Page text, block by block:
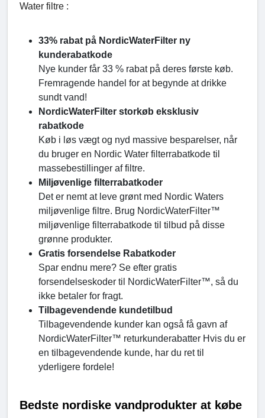
Water filtre :
33% rabat på NordicWaterFilter ny
kunderabatkode
Nye kunder får 33 % rabat på deres første køb.
Fremragende handel for at begynde at drikke
sundt vand!
NordicWaterFilter storkøb eksklusiv
rabatkode
Køb i løs vægt og nyd massive besparelser, når
du bruger en Nordic Water filterrabatkode til
massebestillinger af filtre.
Miljøvenlige filterrabatkoder
Det er nemt at leve grønt med Nordic Waters
miljøvenlige filtre. Brug NordicWaterFilter™
miljøvenlige filterrabatkode til tilbud på disse
grønne produkter.
Gratis forsendelse Rabatkoder
Spar endnu mere? Se efter gratis
forsendelseskoder til NordicWaterFilter™, så du
ikke betaler for fragt.
Tilbagevendende kundetilbud
Tilbagevendende kunder kan også få gavn af
NordicWaterFilter™ returkunderabatter Hvis du er
en tilbagevendende kunde, har du ret til
yderligere fordele!
Bedste nordiske vandprodukter at købe